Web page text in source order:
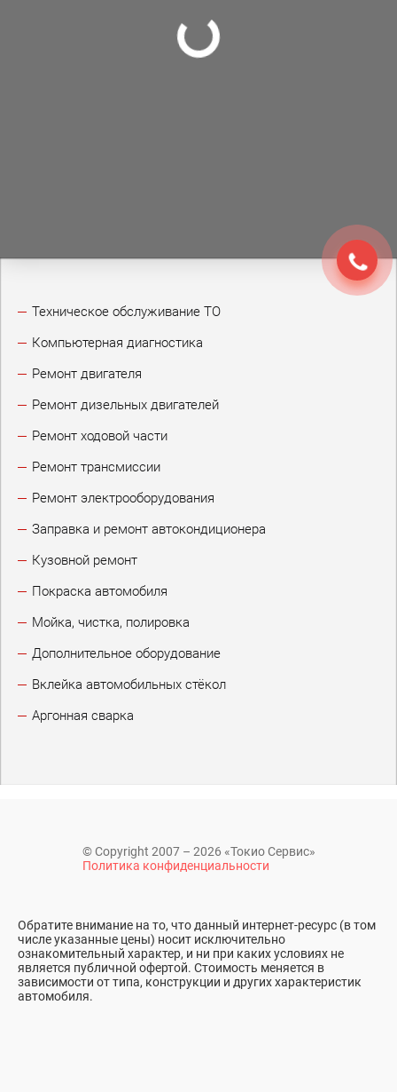
Техническое обслуживание ТО
Компьютерная диагностика
Ремонт двигателя
Ремонт дизельных двигателей
Ремонт ходовой части
Ремонт трансмиссии
Ремонт электрооборудования
Заправка и ремонт автокондиционера
Кузовной ремонт
Покраска автомобиля
Мойка, чистка, полировка
Дополнительное оборудование
Вклейка автомобильных стёкол
Аргонная сварка
© Copyright 2007 – 2026 «Токио Сервис»
Политика конфиденциальности
Обратите внимание на то, что данный интернет-ресурс (в том
числе указанные цены) носит исключительно
ознакомительный характер, и ни при каких условиях не
является публичной офертой. Стоимость меняется в
зависимости от типа, конструкции и других характеристик
автомобиля.